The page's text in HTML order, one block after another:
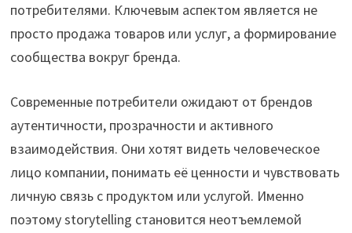
потребителями. Ключевым аспектом является не
просто продажа товаров или услуг, а формирование
сообщества вокруг бренда.
Современные потребители ожидают от брендов
аутентичности, прозрачности и активного
взаимодействия. Они хотят видеть человеческое
лицо компании, понимать её ценности и чувствовать
личную связь с продуктом или услугой. Именно
поэтому storytelling становится неотъемлемой